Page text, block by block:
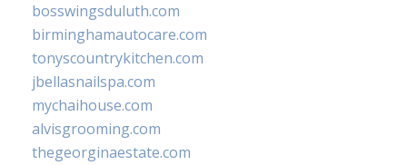
bosswingsduluth.com
birminghamautocare.com
tonyscountrykitchen.com
jbellasnailspa.com
mychaihouse.com
alvisgrooming.com
thegeorginaestate.com